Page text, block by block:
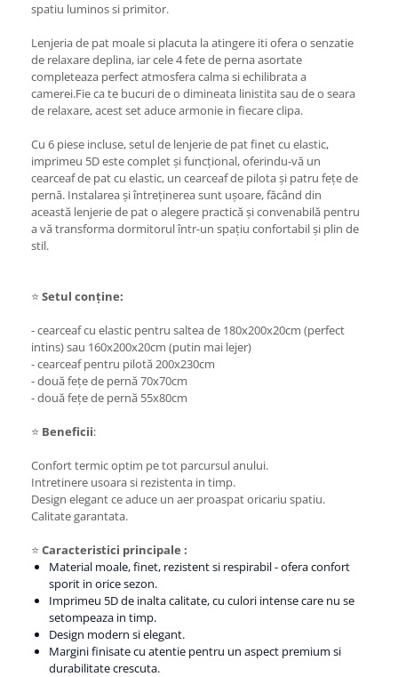
spatiu luminos si primitor.
Lenjeria de pat moale si placuta la atingere iti ofera o senzatie
de relaxare deplina, iar cele 4 fete de perna asortate
completeaza perfect atmosfera calma si echilibrata a
camerei.Fie ca te bucuri de o dimineata linistita sau de o seara
de relaxare, acest set aduce armonie in fiecare clipa.
Cu 6 piese incluse, setul de lenjerie de pat finet cu elastic,
imprimeu 5D este complet și funcțional, oferindu-vă un
cearceaf de pat cu elastic, un cearceaf de pilota și patru fețe de
pernă. Instalarea și întreținerea sunt ușoare, făcând din
această lenjerie de pat o alegere practică și convenabilă pentru
a vă transforma dormitorul într-un spațiu confortabil și plin de
stil.
⭐ Setul conține:
- cearceaf cu elastic pentru saltea de 180x200x20cm (perfect
intins) sau 160x200x20cm (putin mai lejer)
- cearceaf pentru pilotă 200x230cm
- două fețe de pernă 70x70cm
- două fețe de pernă 55x80cm
⭐ Beneficii:
Confort termic optim pe tot parcursul anului.
Intretinere usoara si rezistenta in timp.
Design elegant ce aduce un aer proaspat oricariu spatiu.
Calitate garantata.
⭐ Caracteristici principale :
Material moale, finet, rezistent si respirabil - ofera confort
sporit in orice sezon.
Imprimeu 5D de inalta calitate, cu culori intense care nu se
setompeaza in timp.
Design modern si elegant.
Margini finisate cu atentie pentru un aspect premium si
durabilitate crescuta.